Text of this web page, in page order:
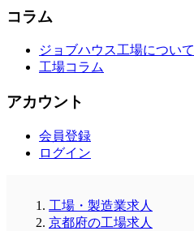
コラム
ジョブハウス工場について
工場コラム
アカウント
会員登録
ログイン
工場・製造業求人
京都府の工場求人